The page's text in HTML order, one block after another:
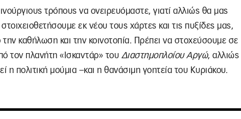
τρόπους να ονειρευόμαστε, γιατί αλλιώς θα μας
εκ νέου τους χάρτες και τις πυξίδες μας,
καθήλωση και την κοινοτοπία. Πρέπει να στοχεύσουμε σε
τον πλανήτη «Ισκαντάρ» του Διαστημοπλοίου Αργώ, αλλιώς
η πολιτική μούμια –και η θανάσιμη γοητεία του Κυριάκου.